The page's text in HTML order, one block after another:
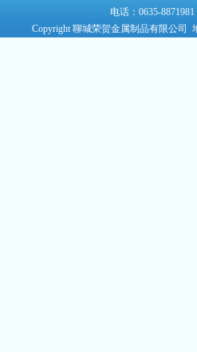
电话：0635-
Copyright 聊城荣贺金属制品有限公